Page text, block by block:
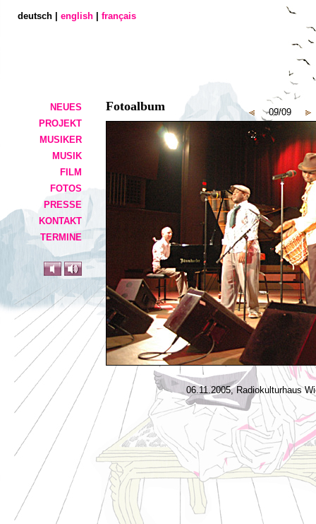
NEUES
PROJEKT
MUSIKER
MUSIK
FILM
FOTOS
PRESSE
KONTAKT
TERMINE
deutsch | english français
Fotoalbum 09/09
06.11.2005, Radiokulturhaus